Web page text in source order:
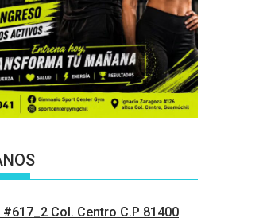
Col. Centro C.P 81400